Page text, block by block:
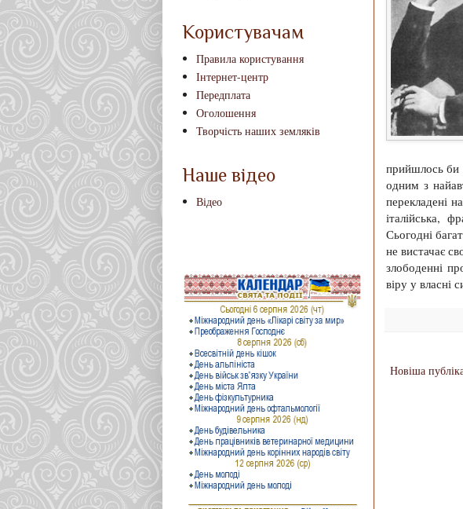
прийшлось би
одним з
перекладені
італійська,
Сьогодні
не вистачає
злободенні
віру у власні
Новіша
Користувачам
Правила користування
Інтернет-центр
Передплата
Оголошення
Творчість наших земляків
Наше відео
Відео